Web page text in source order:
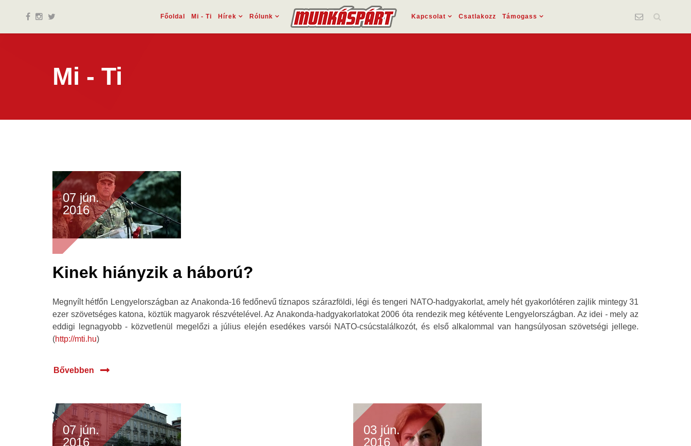
Főoldal Mi - Ti Hírek Rólunk Kapcsolat Csatlakozz Támogass
Mi - Ti
07 jún.
2016
Kinek hiányzik a háború?
Megnyílt hétfőn Lengyelországban az Anakonda-16 fedőnevű tíznapos szárazföldi, légi és tengeri NATO-hadgyakorlat, amely hét gyakorlótéren zajlik mintegy 31
ezer szövetséges katona, köztük magyarok részvételével. Az Anakonda-hadgyakorlatokat 2006 óta rendezik meg kétévente Lengyelországban. Az idei - mely az
eddigi legnagyobb - közvetlenül megelőzi a július elején esedékes varsói NATO-csúcstalálkozót, és első alkalommal van hangsúlyosan szövetségi jellege.
(http://mti.hu)
Bővebben
07 jún.
2016
03 jún.
2016